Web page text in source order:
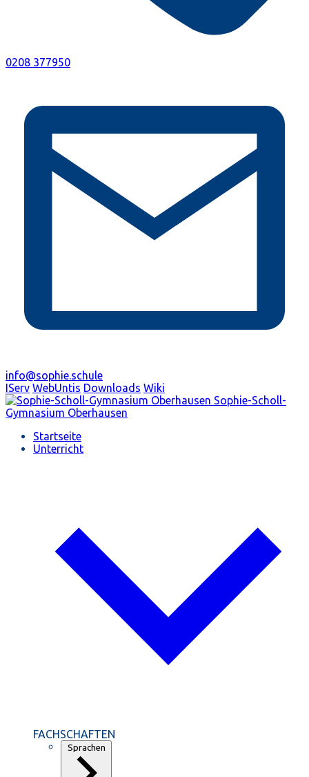
0208 377950
info@sophie.schule
IServ WebUntis Downloads Wiki
Sophie-Scholl-
Gymnasium Oberhausen
Startseite
Unterricht
FACHSCHAFTEN
Sprachen